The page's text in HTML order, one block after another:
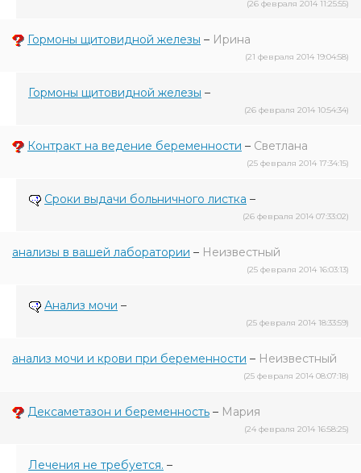
(26 февраля 2014 11:25:55)
Гормоны щитовидной железы – Ирина
(21 февраля 2014 19:04:58)
Гормоны щитовидной железы –
(26 февраля 2014 10:54:34)
Контракт на ведение беременности – Светлана
(25 февраля 2014 17:34:15)
Сроки выдачи больничного листка –
(26 февраля 2014 07:33:02)
анализы в вашей лаборатории – Неизвестный
(25 февраля 2014 16:03:13)
Анализ мочи –
(25 февраля 2014 18:33:59)
анализ мочи и крови при беременности – Неизвестный
(25 февраля 2014 08:07:18)
Дексаметазон и беременность – Мария
(24 февраля 2014 16:58:25)
Лечения не требуется. –